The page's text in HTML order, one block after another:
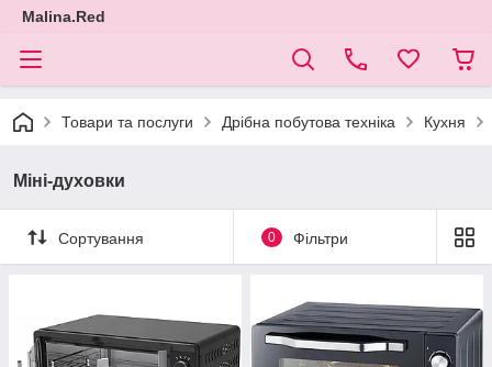
Malina.Red
Товари та послуги Дрібна побутова техніка Кухня
Міні-духовки
Сортування 0 Фільтри